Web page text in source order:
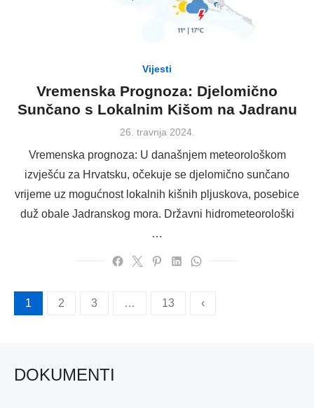
Vijesti
Vremenska Prognoza: Djelomično
Sunčano s Lokalnim Kišom na Jadranu
Posted
26. travnja 2024.
Vremenska prognoza: U današnjem meteorološkom
izvješću za Hrvatsku, očekuje se djelomično sunčano
vrijeme uz mogućnost lokalnih kišnih pljuskova, posebice
duž obale Jadranskog mora. Državni hidrometeorološki
…
Brojevi
1 2 3 … 13 ‹
DOKUMENTI